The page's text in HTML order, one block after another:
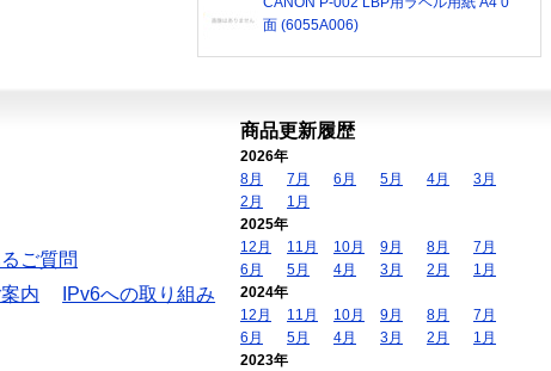
面 (6055A006)
ご質問
内
IPv6への取り組み
商品更新履歴
2026年
8月
7月 6月 5月 4月
3月
2月
1月
2025年
12月
11月 10月 9月 8月
7月
6月
5月 4月 3月 2月
1月
2024年
12月
11月 10月 9月 8月
7月
6月
5月 4月 3月 2月
1月
2023年